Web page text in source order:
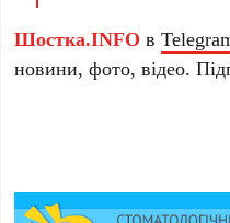
Шостка.INFO в
новини, фото, відео.